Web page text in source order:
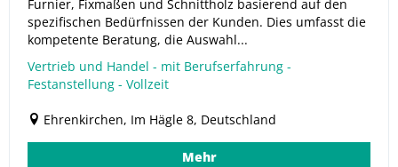
Furnier, Fixmaßen und Schnittholz basierend auf den
spezifischen Bedürfnissen der Kunden. Dies umfasst die
kompetente Beratung, die Auswahl...
Vertrieb und Handel - mit Berufserfahrung -
Festanstellung - Vollzeit
Ehrenkirchen, Im Hägle 8, Deutschland
Mehr